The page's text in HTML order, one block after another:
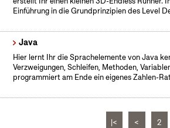
Einführung in die Grundprinzipien des Level
Java
Hier lernt Ihr die Sprachelemente von Java
Verzweigungen, Schleifen, Methoden,
programmiert am Ende ein eigenes Zahlen-
|< < 2